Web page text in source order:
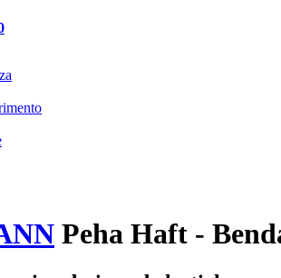
Peha Haft -